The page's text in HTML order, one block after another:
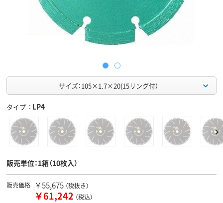
サイズ：105×1.7×20(15リング付）
タイプ LP4
販売単位：1箱（10枚入）
販売価格 ￥55,675 （税抜き）
￥61,242 （税込）